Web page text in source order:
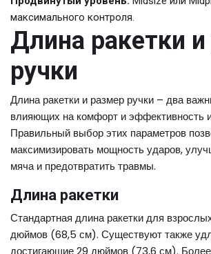
максимального контроля.
Длина ракетки
ручки
Длина ракетки и размер ручки – два
влияющих на комфорт и эффективность
Правильный выбор этих параметров
максимизировать мощность ударов,
мяча и предотвратить травмы.
Длина ракетки
Стандартная длина ракетки для
дюймов (68,5 см). Существуют также
достигающие 29 дюймов (73,6 см). Более